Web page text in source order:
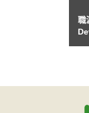
職